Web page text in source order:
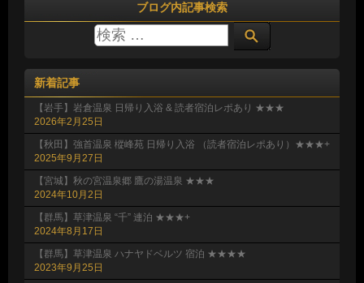
ブログ内記事検索
新着記事
【岩手】岩倉温泉 日帰り入浴 & 読者宿泊レポあり ★★★
2026年2月25日
【秋田】強首温泉 樅峰苑 日帰り入浴 （読者宿泊レポあり）★★★+
2025年9月27日
【宮城】秋の宮温泉郷 鷹の湯温泉 ★★★
2024年10月2日
【群馬】草津温泉 “千” 連泊 ★★★+
2024年8月17日
【群馬】草津温泉 ハナヤドベルツ 宿泊 ★★★★
2023年9月25日